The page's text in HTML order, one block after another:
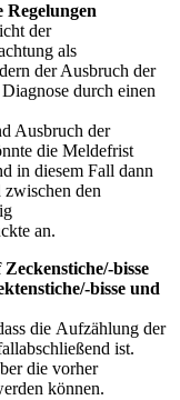
Regelungen
der
als
der Ausbruch der
durch einen
Ausbruch der
die Meldefrist
in diesem Fall dann
den
an.
bisse
bisse und
die Aufzählung der
ist.
die vorher
können.